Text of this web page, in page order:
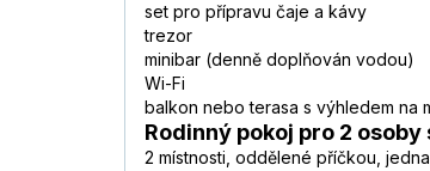
set pro přípravu čaje a kávy
trezor
minibar (denně doplňován vodou)
Wi-Fi
balkon nebo terasa s výhledem na
Rodinný pokoj pro 2
2 místnosti, oddělené příčkou,